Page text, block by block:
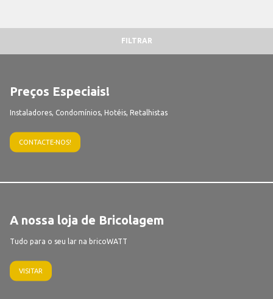
FILTRAR
Preços Especiais!
Instaladores, Condomínios, Hotéis, Retalhistas
CONTACTE-NOS!
A nossa loja de Bricolagem
Tudo para o seu lar na bricoWATT
VISITAR